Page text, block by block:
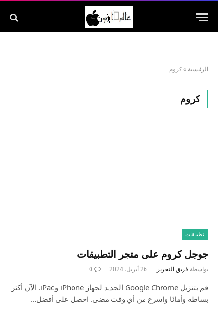
الرئيسية »كروم
كروم
تطبيقات
بواسطة فريق التحرير 26 أبريل، 2024 0
قم بتنزيل Google Chrome الجديد لجهاز iPhone وiPad. الآن أكثر
بساطة وأمانًا وأسرع من أي وقت مضى. احصل على أفضل…